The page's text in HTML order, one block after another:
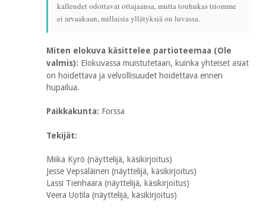
kalleudet odottavat ottajaansa, mutta touhukas triomme
ei arvaakaan, millaisia yllätyksiä on luvassa.
Miten elokuva käsittelee partioteemaa (Ole
valmis): Elokuvassa muistutetaan, kuinka yhteiset asiat
on hoidettava ja velvollisuudet hoidettava ennen
hupailua.
Paikkakunta: Forssa
Tekijät:
Miika Kyrö (näyttelijä, käsikirjoitus)
Jesse Vepsäläinen (näyttelijä, käsikirjoitus)
Lassi Tienhaara (näyttelijä, käsikirjoitus)
Veera Uotila (näyttelijä, käsikirjoitus)